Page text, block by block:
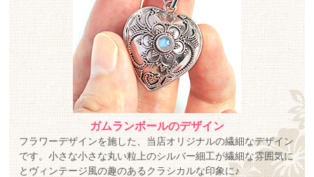
ガムランボールのデザイン
フラワーデザインを施した、当店オリジナルの繊細なデザイン
です。小さな小さな丸い粒上のシルバー細工が繊細な雰囲気に
とヴィンテージ風の趣のあるクラシカルな印象に♪